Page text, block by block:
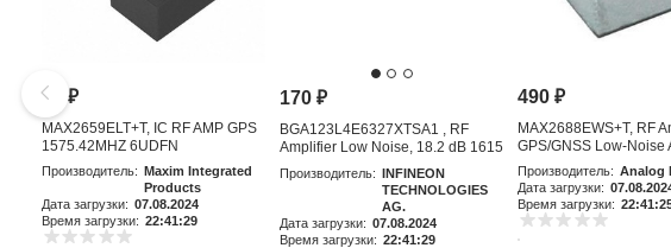
81₽
MAX2659ELT+T, IC RF AMP GPS
1575.42MHZ 6UDFN
Производитель:
Maxim Integrated
Products
Дата загрузки: 07.08.2024
Время загрузки: 22:41:29
170₽
BGA123L4E6327XTSA1 , RF
Amplifier Low Noise, 18.2 dB 1615
MHz, 4-Pin TSLP-4-11
Производитель: INFINEON
TECHNOLOGIES
AG.
Дата загрузки: 07.08.2024
Время загрузки: 22:41:29
490₽
MAX2688EWS+T, RF
GPS/GNSS Low-Noise
Производитель: Analog
Дата загрузки:
Время загрузки: